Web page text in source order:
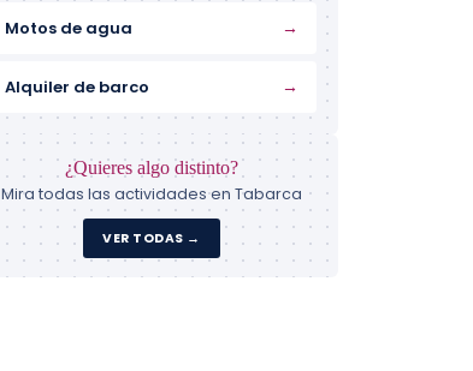
Motos de agua →
Alquiler de barco →
¿Quieres algo distinto?
Mira todas las actividades en Tabarca
VER TODAS →